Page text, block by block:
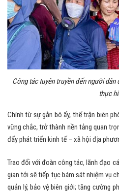
Công tác tuyên truyền đến người
thực
Chính từ sự gắn bó ấy, thế trận biên
vững chắc, trở thành nền tảng quan
đẩy phát triển kinh tế – xã hội địa
Trao đổi với đoàn công tác, lãnh đạo
gian tới sẽ tiếp tục bám sát nhiệm vụ
quản lý, bảo vệ biên giới; tăng cường